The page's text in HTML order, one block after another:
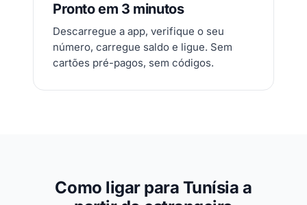
Pronto em 3 minutos
Descarregue a app, verifique o seu
número, carregue saldo e ligue. Sem
cartões pré-pagos, sem códigos.
Como ligar para Tunísia a